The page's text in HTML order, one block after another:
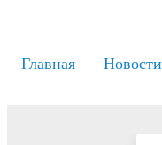
Главная Новости